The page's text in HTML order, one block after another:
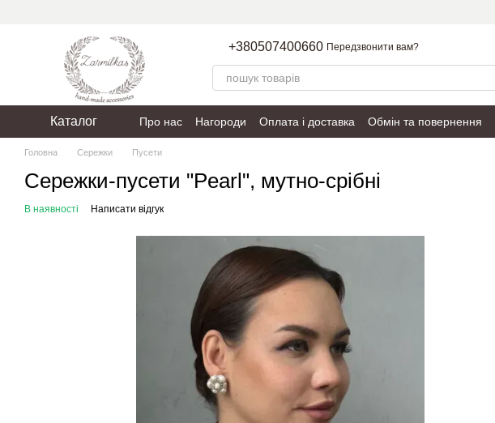
+380507400660 Передзвонити вам?
Каталог Про нас Нагороди Оплата і доставка Обмін та повернення
Пакування
Політика конфіденційності Публічний договір
Головна Сережки Пусети
Сережки-пусети "Pearl", мутно-срібні
В наявності Написати відгук